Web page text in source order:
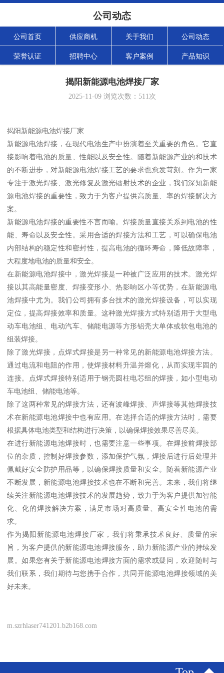
公司动态
公司首页 供应商机 关于我们 公司动态
荣誉认证 招聘中心 客户案例 产品知识
揭阳新能源电池焊接厂家
2025-11-09浏览次数： 511次
揭阳新能源电池焊接厂家
新能源电池焊接，在现代电池生产中扮演着至关重要的角色。它直
接影响着电池的质量、性能以及安全性。随着新能源产业的和技术
的不断进步，对新能源电池焊接工艺的要求也愈发苛刻。作为一家
专注于激光焊接、激光修复及激光镭射技术的企业，我们深知新能
源电池焊接的重要性，致力于为客户提供高质量、率的焊接解决方
案。
新能源电池焊接的重要性不言而喻。焊接质量直接关系到电池的性
能、寿命以及安全性。采用合适的焊接方法和工艺，可以确保电池
内部结构的稳定性和密封性，提高电池的循环寿命，降低故障率，
大程度地电池的质量和安全。
在新能源电池焊接中，激光焊接是一种被广泛应用的技术。激光焊
接以其高能量密度、焊接变形小、热影响区小等优势，在新能源电
池焊接中尤为。我们公司拥有多台技术的激光焊接设备，可以实现
定位，提高焊接效率和质量。这种激光焊接方式特别适用于大型电
动车电池组、电动汽车、储能电源等方形铝壳大单体或软包电池的
组装焊接。
除了激光焊接，点焊式焊接是另一种常见的新能源电池焊接方法。
通过电流和电阻的作用，使焊接材料升温并熔化，从而实现牢固的
连接。点焊式焊接特别适用于钢壳圆柱电芯组的焊接，如小型电动
车电池组、储能电池等。
除了这两种常见的焊接方法，还有波峰焊接、声焊接等其他焊接技
术在新能源电池焊接中也有应用。在选择合适的焊接方法时，需要
根据具体电池类型和结构进行决策，以确保焊接效果尽善尽美。
在进行新能源电池焊接时，也需要注意一些事项。在焊接前焊接部
位的杂质，控制好焊接参数，添加保护气氛，焊接后进行后处理并
佩戴好安全防护用品等，以确保焊接质量和安全。随着新能源产业
不断发展，新能源电池焊接技术也在不断和完善。未来，我们将继
续关注新能源电池焊接技术的发展趋势，致力于为客户提供加智能
化、化的焊接解决方案，满足市场对高质量、高安全性电池的需
求。
作为揭阳新能源电池焊接厂家，我们将秉承技术良好、质量的宗
旨，为客户提供的新能源电池焊接服务，助力新能源产业的持续发
展。如果您有关于新能源电池焊接方面的需求或疑问，欢迎随时与
我们联系，我们期待与您携手合作，共同开能源电池焊接领域的美
好未来。
m.szrhlaser741201.b2b168.com